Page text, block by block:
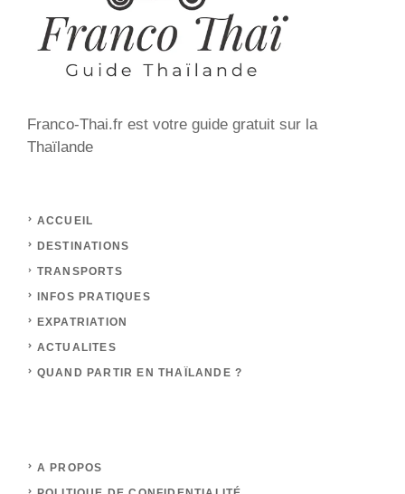
Franco-Thai.fr est votre guide gratuit sur la
Thaïlande
ACCUEIL
DESTINATIONS
TRANSPORTS
INFOS PRATIQUES
EXPATRIATION
ACTUALITES
QUAND PARTIR EN THAÏLANDE ?
A PROPOS